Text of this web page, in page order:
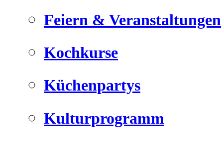
Feiern & Veranstaltungen
Kochkurse
Küchenpartys
Kulturprogramm